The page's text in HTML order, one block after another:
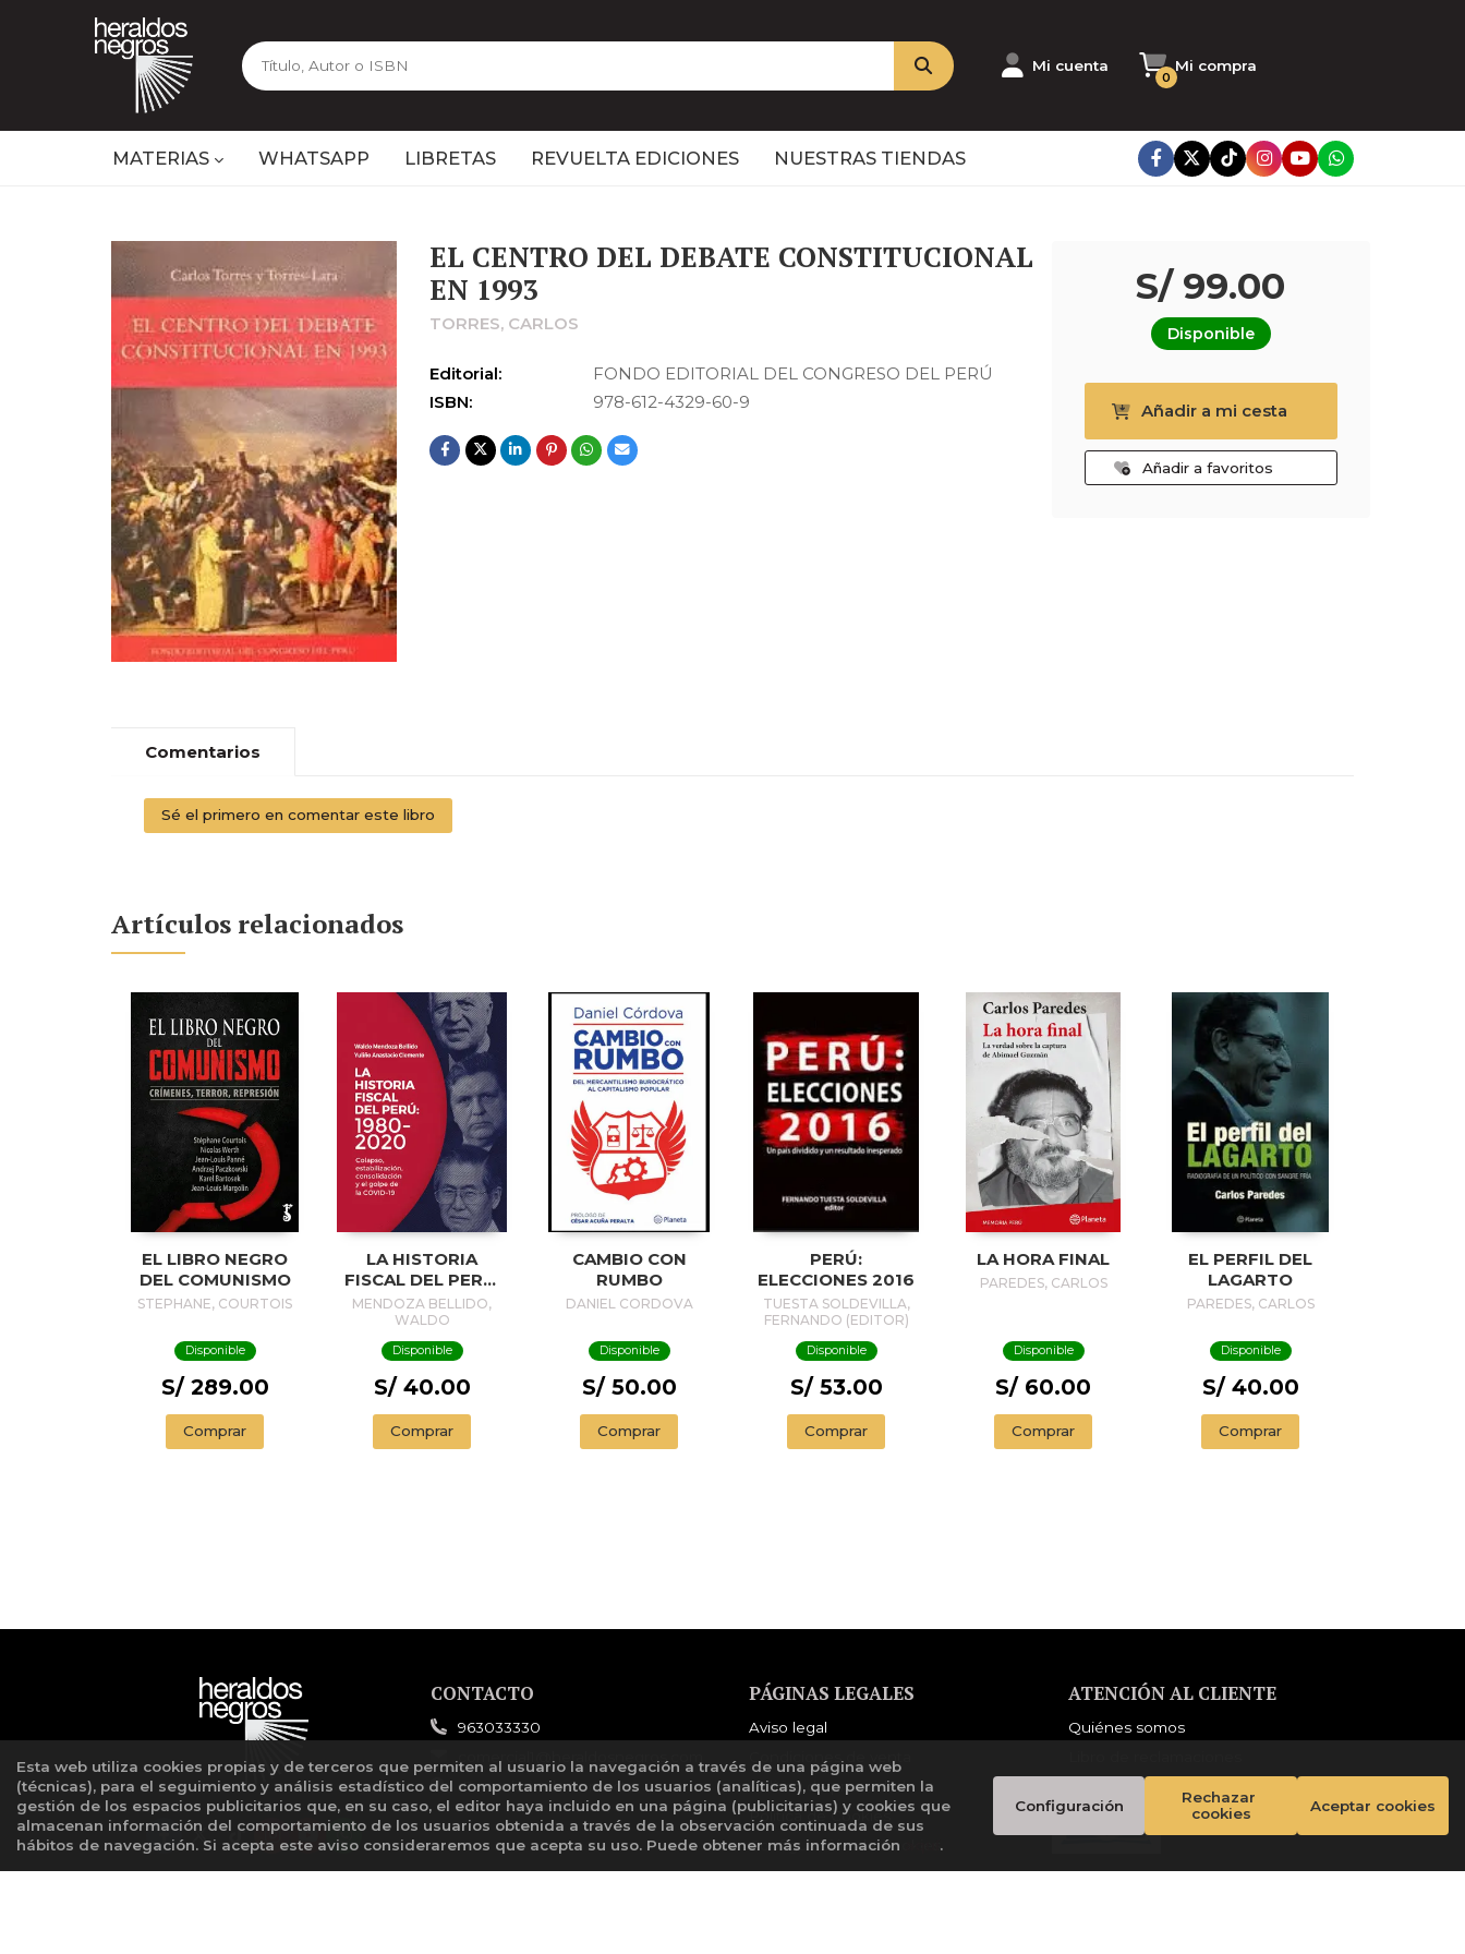
Mi cuenta Mi compra
0
MATERIAS WHATSAPP LIBRETAS REVUELTA EDICIONES NUESTRAS TIENDAS
EL CENTRO DEL DEBATE CONSTITUCIONAL
EN 1993
TORRES, CARLOS
Editorial:
FONDO EDITORIAL DEL CONGRESO DEL PERÚ
ISBN:
978-612-4329-60-9
S/ 99.00
Disponible
Añadir a mi cesta
Añadir a favoritos
Comentarios
Sé el primero en comentar este libro
Artículos relacionados
EL LIBRO NEGRO
DEL COMUNISMO
STEPHANE, COURTOIS
Disponible
S/ 289.00
Comprar
LA HISTORIA
FISCAL DEL PERÚ:
1980-2020
MENDOZA BELLIDO,
WALDO
Disponible
S/ 40.00
Comprar
CAMBIO CON
RUMBO
DANIEL CORDOVA
Disponible
S/ 50.00
Comprar
PERÚ:
ELECCIONES 2016
TUESTA SOLDEVILLA,
FERNANDO (EDITOR)
Disponible
S/ 53.00
Comprar
LA HORA FINAL
PAREDES, CARLOS
Disponible
S/ 60.00
Comprar
EL PERFIL DEL
LAGARTO
PAREDES, CARLOS
Disponible
S/ 40.00
Comprar
CONTACTO
963033330
Formulario de contacto
PÁGINAS LEGALES
Aviso legal
Política de privacidad
Política de Cookies
Configuración de Cookies
ATENCIÓN AL CLIENTE
Quiénes somos
Esta web utiliza cookies propias y de terceros que permiten al usuario la navegación a través de una página web
(técnicas), para el seguimiento y análisis estadístico del comportamiento de los usuarios (analíticas), que permiten la
gestión de los espacios publicitarios que, en su caso, el editor haya incluido en una página (publicitarias) y cookies que
almacenan información del comportamiento de los usuarios obtenida a través de la observación continuada de sus
hábitos de navegación. Si acepta este aviso consideraremos que acepta su uso. Puede obtener más información
.
Configuración
Rechazar
cookies
Aceptar cookies